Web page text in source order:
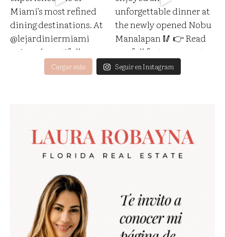
Cargar más Seguir en Instagram